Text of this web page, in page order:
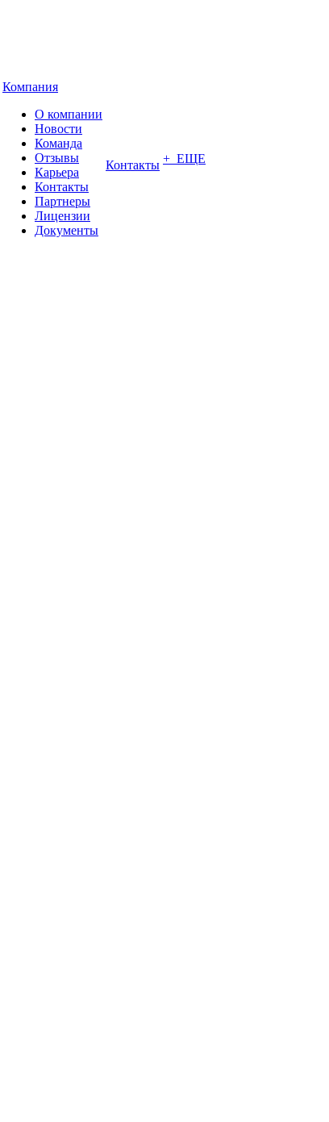
Компания
О компании
Новости
Команда
Отзывы
Карьера
Контакты
Партнеры
Лицензии
Документы
Контакты + ЕЩЕ